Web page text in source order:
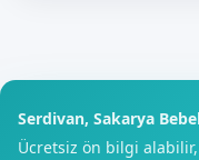
Serdivan, Sakarya
Ücretsiz ön bilgi